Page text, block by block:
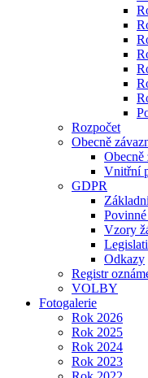
Rozpočet
Obecně
Obecně
Vnitřní
GDPR
Vzory
Odkazy
Registr
VOLBY
Fotogalerie
Rok 2026
Rok 2025
Rok 2024
Rok 2023